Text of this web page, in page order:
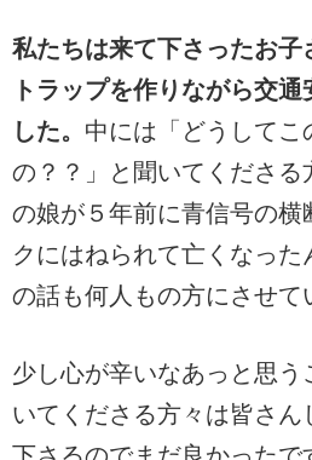
私たちは来て下さったお子
トラップを作りながら交
した。 中には「どうしてこ
の？？」と聞いてくださる
の娘が５年前に青信号の横
クにはねられて亡くなっ
の話も何人もの方にさせて
少し心が辛いなあっと思う
いてくださる方々は皆さん